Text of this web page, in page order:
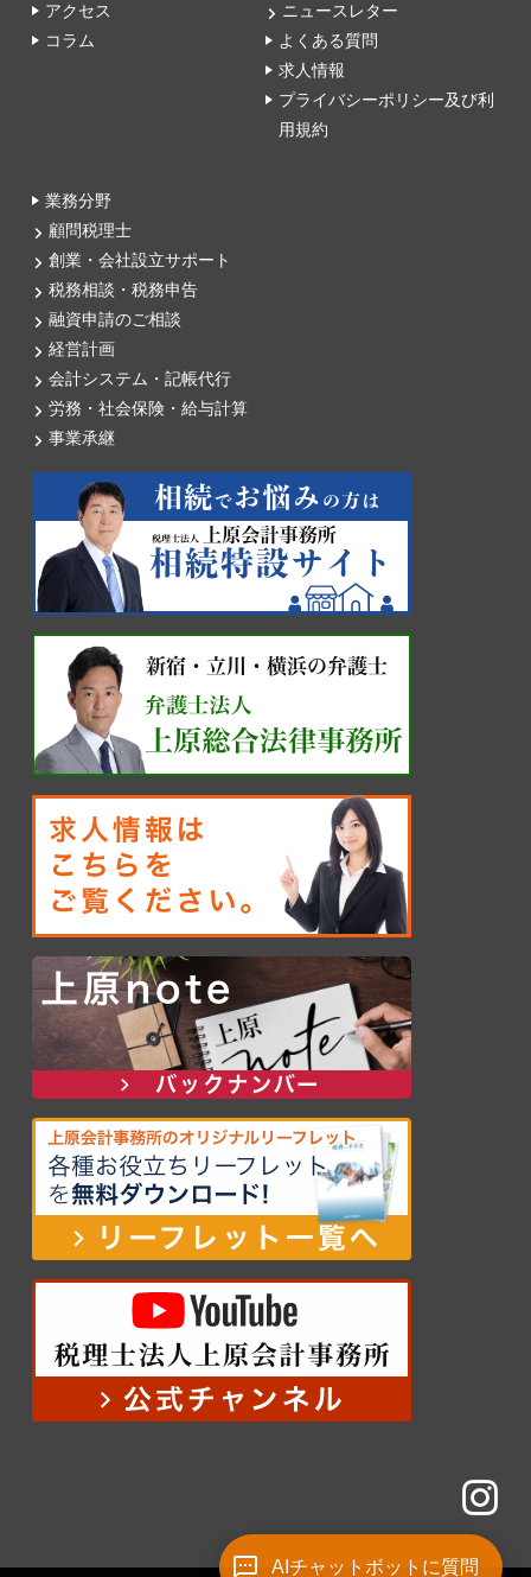
アクセス
コラム
ニュースレター
よくある質問
求人情報
プライバシーポリシー及び利
用規約
業務分野
顧問税理士
創業・会社設立サポート
税務相談・税務申告
融資申請のご相談
経営計画
会計システム・記帳代行
労務・社会保険・給与計算
事業承継
AIチャットボットに質問